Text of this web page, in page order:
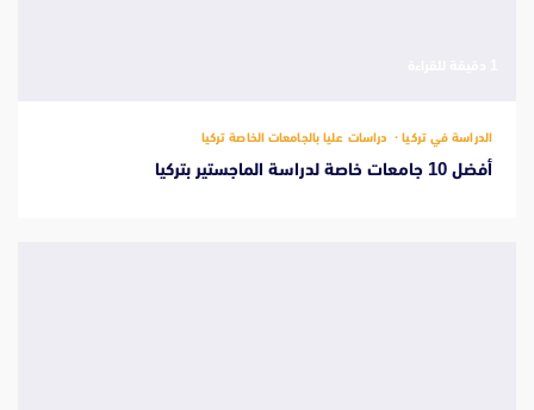
الدراسة في تركيا دراسات عليا بالجامعات الخاصة تركيا
أفضل 10 جامعات خاصة لدراسة الماجستير بتركيا